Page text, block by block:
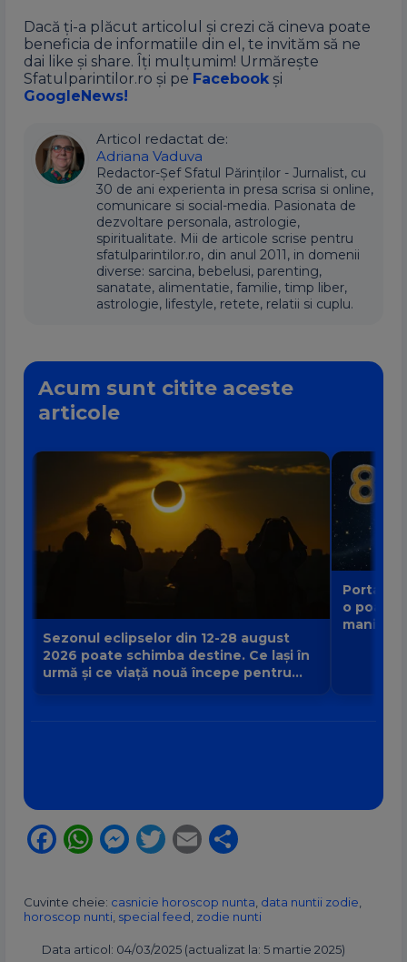
Dacă ți-a plăcut articolul și crezi că cineva poate
beneficia de informatiile din el, te invităm să ne
dai like și share. Îți mulțumim! Urmărește
Sfatulparintilor.ro și pe Facebook și
GoogleNews!
Articol redactat de:
Adriana Vaduva
Redactor-Șef Sfatul Părinților - Jurnalist, cu
30 de ani experienta in presa scrisa si online,
comunicare si social-media. Pasionata de
dezvoltare personala, astrologie,
spiritualitate. Mii de articole scrise pentru
sfatulparintilor.ro, din anul 2011, in domenii
diverse: sarcina, bebelusi, parenting,
sanatate, alimentatie, familie, timp liber,
astrologie, lifestyle, retete, relatii si cuplu.
Acum sunt citite aceste
articole
Sezonul eclipselor din 12-28 august
2026 poate schimba destine. Ce lași în
urmă și ce viață nouă începe pentru
Portalul
o poartă
Facebook
WhatsApp
Messenger
Twitter
Email
Cuvinte cheie: casnicie horoscop nunta data nuntii zodie
horoscop nunti special feed zodie nunti
Data articol: 04/03/2025 (actualizat la: 5 martie 2025)